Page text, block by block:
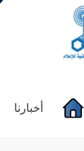
(current) أخبارنا